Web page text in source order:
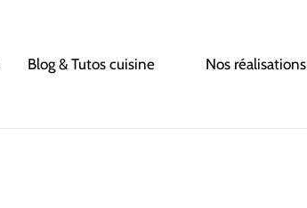
Nos réalisations
Blog & Tutos cuisine